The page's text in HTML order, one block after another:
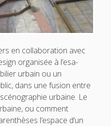
en collaboration avec
organisée à l’esa-
urbain ou un
dans une fusion entre
urbaine. Le
ou comment
l’espace d’un